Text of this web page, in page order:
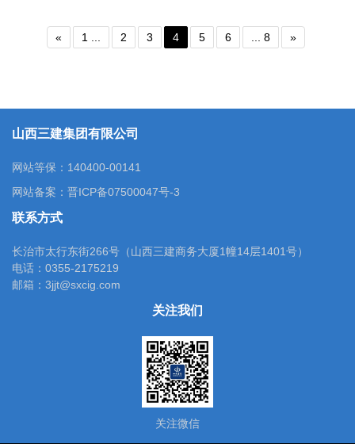
« 1 ... 2 3 4 5 6 ... 8 »
山西三建集团有限公司
网站等保：140400-00141
网站备案： 晋ICP备07500047号-3
联系方式
长治市太行东街266号（山西三建商务大厦1幢14层1401号）
电话：0355-2175219
邮箱：3jjt@sxcig.com
关注我们
关注微信